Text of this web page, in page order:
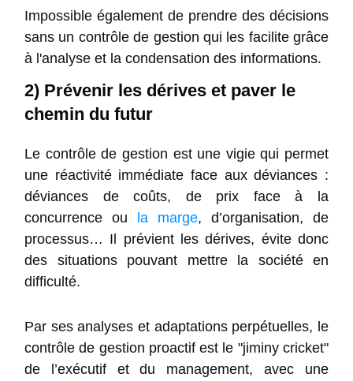
Impossible également de prendre des décisions
sans un contrôle de gestion qui les facilite grâce
à l'analyse et la condensation des informations.
2) Prévenir les dérives et paver le
chemin du futur
Le contrôle de gestion est une vigie qui permet
une réactivité immédiate face aux déviances :
déviances de coûts, de prix face à la
concurrence ou
la marge, d’organisation, de
processus… Il prévient les dérives, évite donc
des situations pouvant mettre la société en
difficulté.
Par ses analyses et adaptations perpétuelles, le
contrôle de gestion proactif est le "jiminy cricket"
de l’exécutif et du management, avec une